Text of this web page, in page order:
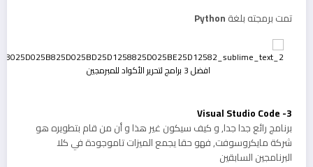
تمت برمجته بلغةPython
3- Visual Studio Code
برنامج رائع جدا جدا, و كيف سيكون غير هذا و أن من قام بتطويره هو
شركة مايكروسوفت, فهو حقا يجمع الميزات تاموجودة في كلا
البرنامجين السابقين